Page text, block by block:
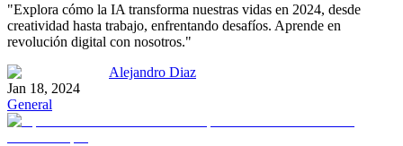
"Explora cómo la IA transforma nuestras vidas en 2024, desde
creatividad hasta trabajo, enfrentando desafíos. Aprende en
revolución digital con nosotros."
Alejandro Diaz
Jan 18, 2024
General